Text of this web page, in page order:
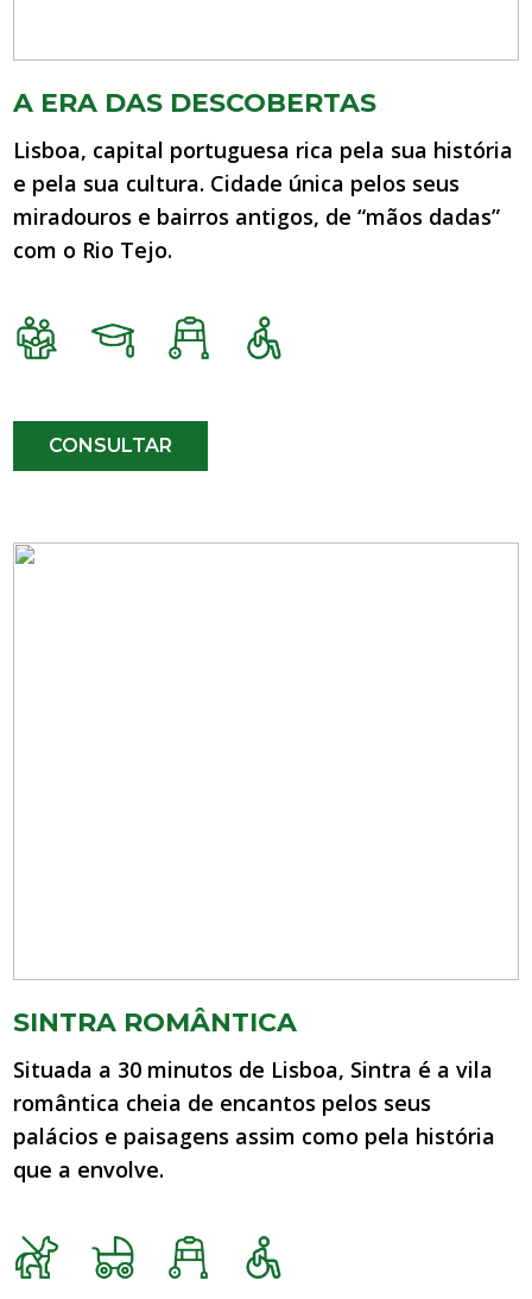
A ERA DAS DESCOBERTAS
Lisboa, capital portuguesa rica pela sua história
e pela sua cultura. Cidade única pelos seus
miradouros e bairros antigos, de “mãos dadas”
com o Rio Tejo.
CONSULTAR
SINTRA ROMÂNTICA
Situada a 30 minutos de Lisboa, Sintra é a vila
romântica cheia de encantos pelos seus
palácios e paisagens assim como pela história
que a envolve.